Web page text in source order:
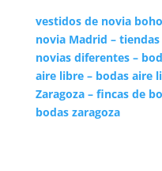
vestidos de novia
novia Madrid –
novias diferentes –
aire libre – bodas aire
Zaragoza – fincas de
bodas zaragoza